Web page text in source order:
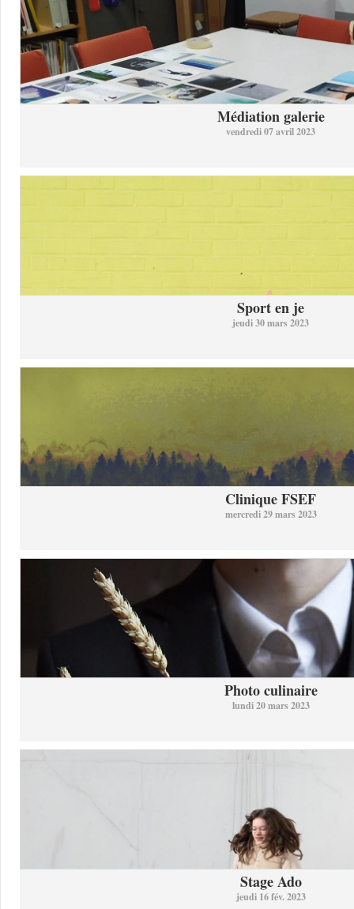
Médiation galerie
vendredi 07 avril 2023
Sport en je
jeudi 30 mars 2023
Clinique FSEF
mercredi 29 mars 2023
Photo culinaire
lundi 20 mars 2023
Stage Ado
jeudi 16 fév. 2023